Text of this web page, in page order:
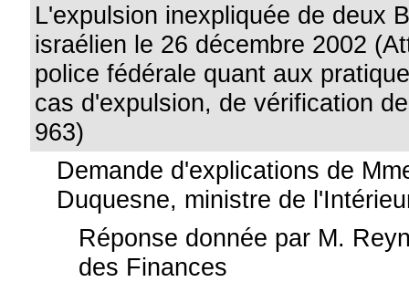
L'expulsion inexpliquée de deux
israélien le 26 décembre 2002
police fédérale quant aux
cas d'expulsion, de vérification
963)
Demande d'explications de
Duquesne, ministre de
Réponse donnée par M.
des Finances